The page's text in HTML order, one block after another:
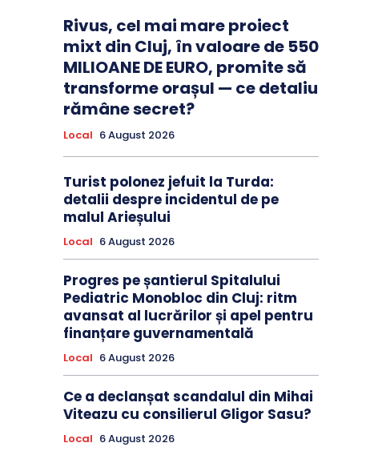
Rivus, cel mai mare proiect
mixt din Cluj, în valoare de 550
MILIOANE DE EURO, promite să
transforme orașul — ce detaliu
rămâne secret?
Local 6 August 2026
Turist polonez jefuit la Turda:
detalii despre incidentul de pe
malul Arieșului
Local 6 August 2026
Progres pe șantierul Spitalului
Pediatric Monobloc din Cluj: ritm
avansat al lucrărilor și apel pentru
finanțare guvernamentală
Local 6 August 2026
Ce a declanșat scandalul din Mihai
Viteazu cu consilierul Gligor Sasu?
Local 6 August 2026